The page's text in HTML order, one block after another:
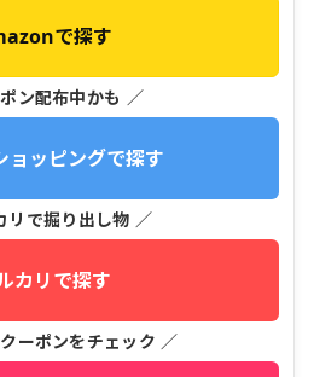
で探す
ン配布中かも ／
ッピングで探す
リで掘り出し物 ／
カリで探す
ーポンをチェック ／